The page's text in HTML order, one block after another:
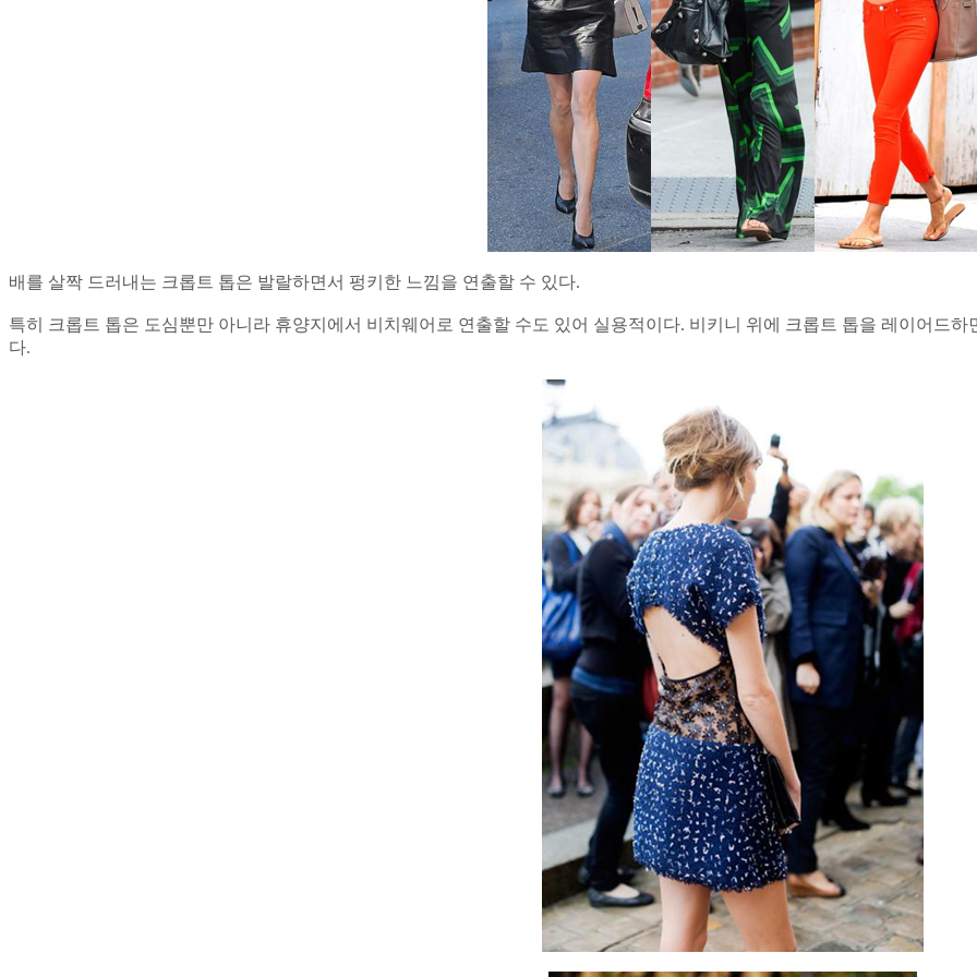
배를 살짝 드러내는 크롭트 톱은 발랄하면서 펑키한 느낌을 연출할 수 있다.
특히 크롭트 톱은 도심뿐만 아니라 휴양지에서 비치웨어로 연출할 수도 있어 실용적이다. 비키니 위에 크롭트 톱을 레이어드
다.